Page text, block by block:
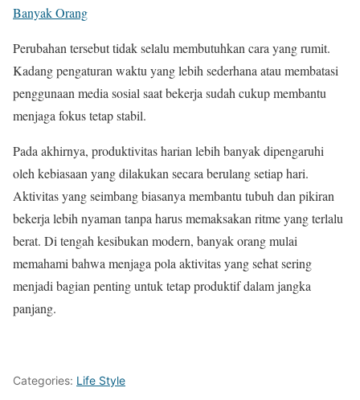
Banyak Orang
Perubahan tersebut tidak selalu membutuhkan cara yang rumit.
Kadang pengaturan waktu yang lebih sederhana atau membatasi
penggunaan media sosial saat bekerja sudah cukup membantu
menjaga fokus tetap stabil.
Pada akhirnya, produktivitas harian lebih banyak dipengaruhi
oleh kebiasaan yang dilakukan secara berulang setiap hari.
Aktivitas yang seimbang biasanya membantu tubuh dan pikiran
bekerja lebih nyaman tanpa harus memaksakan ritme yang terlalu
berat. Di tengah kesibukan modern, banyak orang mulai
memahami bahwa menjaga pola aktivitas yang sehat sering
menjadi bagian penting untuk tetap produktif dalam jangka
panjang.
Categories: Life Style